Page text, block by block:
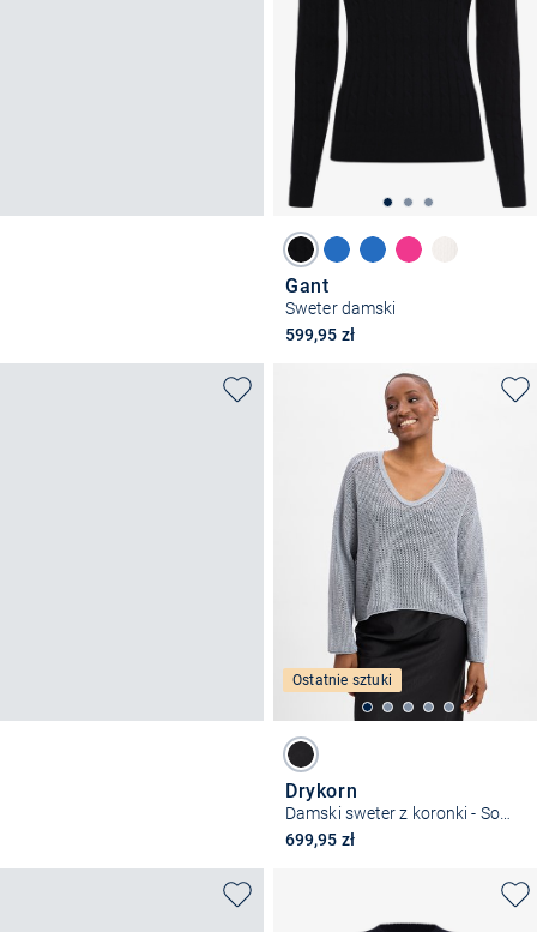
Gant
Sweter damski
599,95 zł
Ostatnie sztuki
Drykorn
Damski sweter z koronki - Somaija
699,95 zł